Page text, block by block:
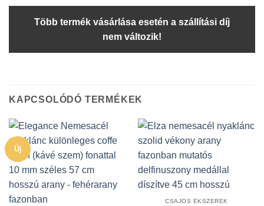
Több termék vásárlása esetén a szállítási díj
nem változik!
KAPCSOLÓDÓ TERMÉKEK
Új
CSAJOS ÉKSZEREK